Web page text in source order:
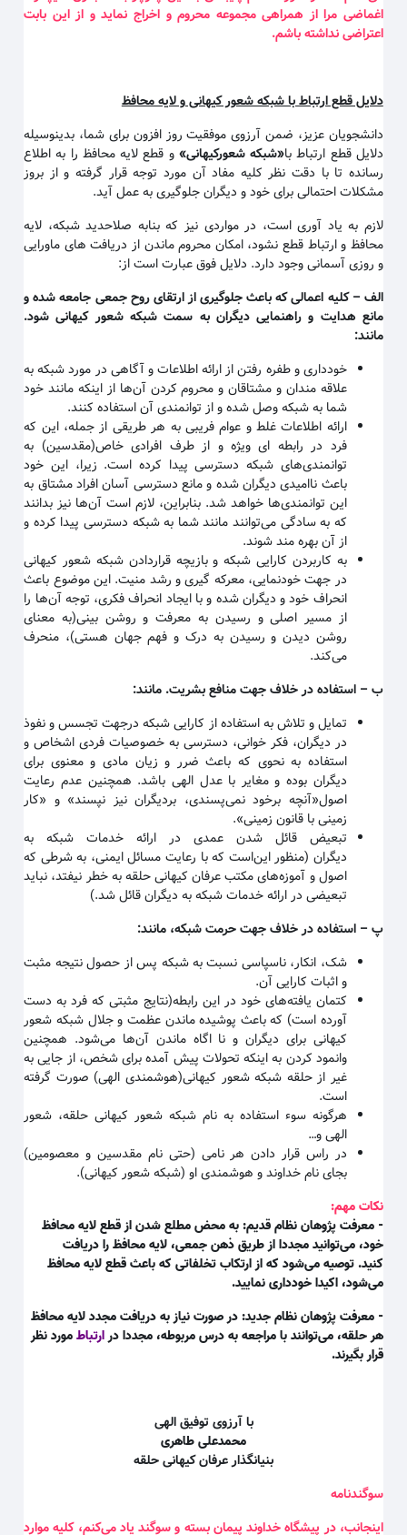
اغماضی مرا از همراهی مجموعه محروم و اخراج نماید و از این بابت
اعتراضی نداشته باشم.
دلایل قطع ارتباط با شبکه شعور کیهانی و لایه محافظ
دانشجویان عزیز، ضمن آرزوی موفقیت روز افزون برای شما، بدینوسیله
دلایل قطع ارتباط با«شبکه شعورکیهانی»و قطع لایه محافظ را به اطلاع
رسانده تا با دقت نظر کلیه مفاد آن مورد توجه قرار گرفته و از بروز
مشکلات احتمالی برای خود و دیگران جلوگیری به عمل آید.
لازم به یاد آوری است، در مواردی نیز که بنابه صلاحدید شبکه، لایه
محافظ و ارتباط قطع نشود، امکان محروم ماندن از دریافت های ماورایی
و روزی آسمانی وجود دارد. دلایل فوق عبارت است از:
الف– کلیه اعمالی که باعث جلوگیری از ارتقای روح جمعی جامعه شده و
مانع هدایت و راهنمایی دیگران به سمت شبکه شعور کیهانی شود.
مانند:
خودداری و طفره رفتن از ارائه اطلاعات و آگاهی در مورد شبکه به
علاقه مندان و مشتاقان و محروم کردن آن‌ها از اینکه مانند خود
شما به شبکه وصل شده و از توانمندی آن استفاده کنند.
ارائه اطلاعات غلط و عوام فریبی به هر طریقی از جمله، این که
فرد در رابطه ای ویژه و از طرف افرادی خاص(مقدسین) به
توانمندی‌های شبکه دسترسی پیدا کرده است. زیرا، این خود
باعث ناامیدی دیگران شده و مانع دسترسی آسان افراد مشتاق به
این توانمندی‌ها خواهد شد. بنابراین، لازم است آن‌ها نیز بدانند
که به سادگی می‌توانند مانند شما به شبکه دسترسی پیدا کرده و
از آن بهره مند شوند.
به کاربردن کارایی شبکه و بازیچه قراردادن شبکه شعور کیهانی
در جهت خودنمایی، معرکه گیری و رشد منیت. این موضوع باعث
انحراف خود و دیگران شده و با ایجاد انحراف فکری، توجه آن‌ها را
از مسیر اصلی و رسیدن به معرفت و روشن بینی(به معنای
روشن دیدن و رسیدن به درک و فهم جهان هستی)، منحرف
می‌کند.
– استفاده در خلاف جهت منافع بشریت. مانند:
تمایل و تلاش به استفاده از کارایی شبکه درجهت تجسس و نفوذ
در دیگران، فکر خوانی، دسترسی به خصوصیات فردی اشخاص و
استفاده به نحوی که باعث ضرر و زیان مادی و معنوی برای
دیگران بوده و مغایر با عدل الهی باشد. همچنین عدم رعایت
اصول«آنچه برخود نمی‌پسندی، بردیگران نیز نپسند» و «کار
زمینی با قانون زمینی».
تبعیض قائل شدن عمدی در ارائه خدمات شبکه به
دیگران(منظور این‌است که با رعایت مسائل ایمنی، به شرطی که
اصول و آموزه‌های مکتب عرفان کیهانی حلقه به خطر نیفتد، نباید
تبعیضی در ارائه خدمات شبکه به دیگران قائل شد.)
– استفاده در خلاف جهت حرمت شبکه، مانند:
شک، انکار، ناسپاسی نسبت به شبکه پس از حصول نتیجه مثبت
و اثبات کارایی آن.
کتمان یافته‌های خود در این رابطه(نتایج مثبتی که فرد به دست
آورده است) که باعث پوشیده ماندن عظمت و جلال شبکه شعور
کیهانی برای دیگران و نا اگاه ماندن آن‌ها می‌شود. همچنین
وانمود کردن به اینکه تحولات پیش آمده برای شخص، از جایی به
غیر از حلقه شبکه شعور کیهانی(هوشمندی الهی) صورت گرفته
است.
هرگونه سوء استفاده به نام شبکه شعور کیهانی حلقه، شعور
الهی و…
در راس قرار دادن هر نامی (حتی نام مقدسین و معصومین)
بجای نام خداوند و هوشمندی او (شبکه شعور کیهانی).
نکات مهم:
- معرفت پژوهان نظام قدیم: به محض مطلع شدن از قطع لایه محافظ
خود، می‌توانید مجددا از طریق ذهن جمعی، لایه محافظ را دریافت
کنید. توصیه می‌شود که از ارتکاب تخلفاتی که باعث قطع لایه محافظ
می‌شود، اکیدا خودداری نمایید.
- معرفت پژوهان نظام جدید: در صورت نیاز به دریافت مجدد لایه محافظ
هر حلقه، می‌توانند با مراجعه به درس مربوطه، مجددا درارتباطمورد نظر
قرار بگیرند.
با آرزوی توفیق الهی
محمدعلی طاهری
بنیانگذار عرفان کیهانی حلقه
سوگندنامه
اینجانب، در پیشگاه خداوند پیمان بسته و سوگند یاد می‌کنم، کلیه موارد